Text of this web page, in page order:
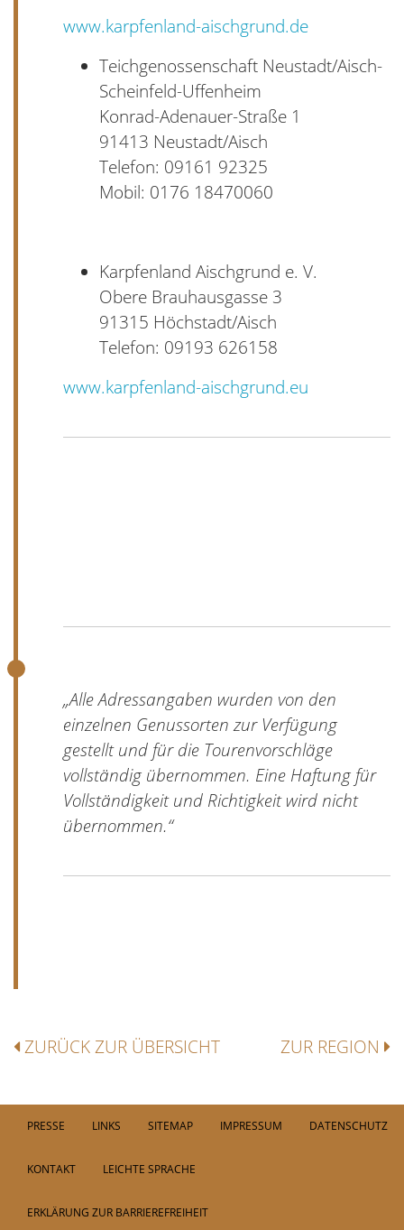
www.karpfenland-aischgrund.de
Teichgenossenschaft Neustadt/Aisch-
Scheinfeld-Uffenheim
Konrad-Adenauer-Straße 1
91413 Neustadt/Aisch
Telefon: 09161 92325
Mobil: 0176 18470060
Karpfenland Aischgrund e. V.
Obere Brauhausgasse 3
91315 Höchstadt/Aisch
Telefon: 09193 626158
www.karpfenland-aischgrund.eu
„Alle Adressangaben wurden von den
einzelnen Genussorten zur Verfügung
gestellt und für die Tourenvorschläge
vollständig übernommen. Eine Haftung für
Vollständigkeit und Richtigkeit wird nicht
übernommen.“
ZURÜCK ZUR ÜBERSICHT ZUR REGION
PRESSE LINKS SITEMAP IMPRESSUM DATENSCHUTZ
KONTAKT LEICHTE SPRACHE
ERKLÄRUNG ZUR BARRIEREFREIHEIT